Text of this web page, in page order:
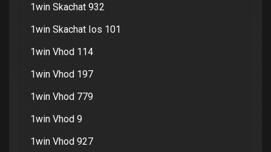
1win Skachat 932
1win Skachat Ios 101
1win Vhod 114
1win Vhod 197
1win Vhod 779
1win Vhod 9
1win Vhod 927